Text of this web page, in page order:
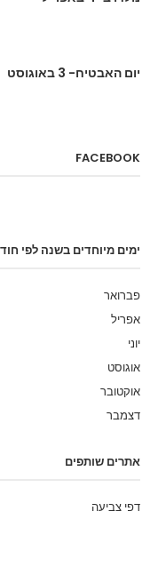
יום האבטיח- 3 באוגוסט
FACEBOOK
ימים מיוחדים בשנה לפי
פברואר
אפריל
יוני
אוגוסט
אוקטובר
דצמבר
אתרים שותפים
דפי צביעה